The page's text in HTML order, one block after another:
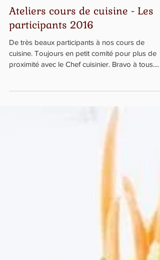
Ateliers cours de cuisine - Les
participants 2016
De très beaux participants à nos cours de
cuisine. Toujours en petit comité pour plus de